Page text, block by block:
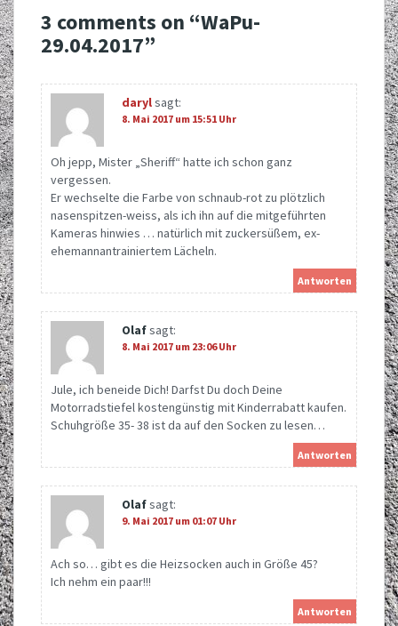
3 comments on “WaPu-
29.04.2017”
darylsagt:
8. Mai 2017 um 15:51 Uhr
Oh jepp, Mister „Sheriff“ hatte ich schon ganz
vergessen.
Er wechselte die Farbe von schnaub-rot zu plötzlich
nasenspitzen-weiss, als ich ihn auf die mitgeführten
Kameras hinwies … natürlich mit zuckersüßem, ex-
ehemannantrainiertem Lächeln.
Antworten
Olafsagt:
8. Mai 2017 um 23:06 Uhr
Jule, ich beneide Dich! Darfst Du doch Deine
Motorradstiefel kostengünstig mit Kinderrabatt kaufen.
Schuhgröße 35- 38 ist da auf den Socken zu lesen…
Antworten
Olafsagt:
9. Mai 2017 um 01:07 Uhr
Ach so… gibt es die Heizsocken auch in Größe 45?
Ich nehm ein paar!!!
Antworten